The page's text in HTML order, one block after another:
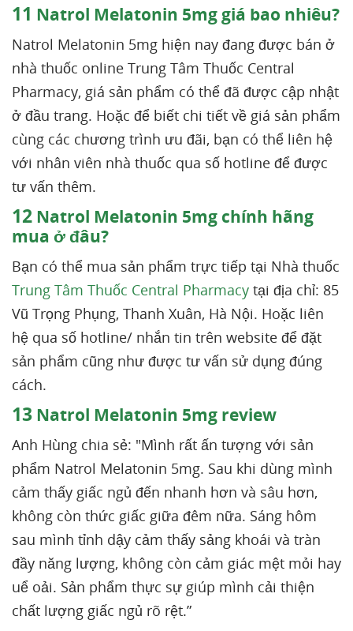
11 Natrol Melatonin 5mg giá bao nhiêu?
Natrol Melatonin 5mg hiện nay đang được bán ở
nhà thuốc online Trung Tâm Thuốc Central
Pharmacy, giá sản phẩm có thể đã được cập nhật
ở đầu trang. Hoặc để biết chi tiết về giá sản phẩm
cùng các chương trình ưu đãi, bạn có thể liên hệ
với nhân viên nhà thuốc qua số hotline để được
tư vấn thêm.
12 Natrol Melatonin 5mg chính hãng
mua ở đâu?
Bạn có thể mua sản phẩm trực tiếp tại Nhà thuốc
Trung Tâm Thuốc Central Pharmacy tại địa chỉ: 85
Vũ Trọng Phụng, Thanh Xuân, Hà Nội. Hoặc liên
hệ qua số hotline/ nhắn tin trên website để đặt
sản phẩm cũng như được tư vấn sử dụng đúng
cách.
13 Natrol Melatonin 5mg review
Anh Hùng chia sẻ: "Mình rất ấn tượng với sản
phẩm Natrol Melatonin 5mg. Sau khi dùng mình
cảm thấy giấc ngủ đến nhanh hơn và sâu hơn,
không còn thức giấc giữa đêm nữa. Sáng hôm
sau mình tỉnh dậy cảm thấy sảng khoái và tràn
đầy năng lượng, không còn cảm giác mệt mỏi hay
uể oải. Sản phẩm thực sự giúp mình cải thiện
chất lượng giấc ngủ rõ rệt.”